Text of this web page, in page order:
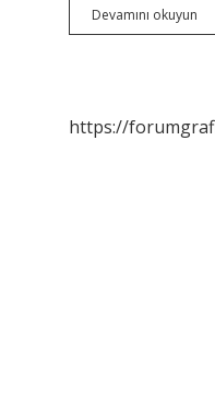
Devamını okuyun
https://